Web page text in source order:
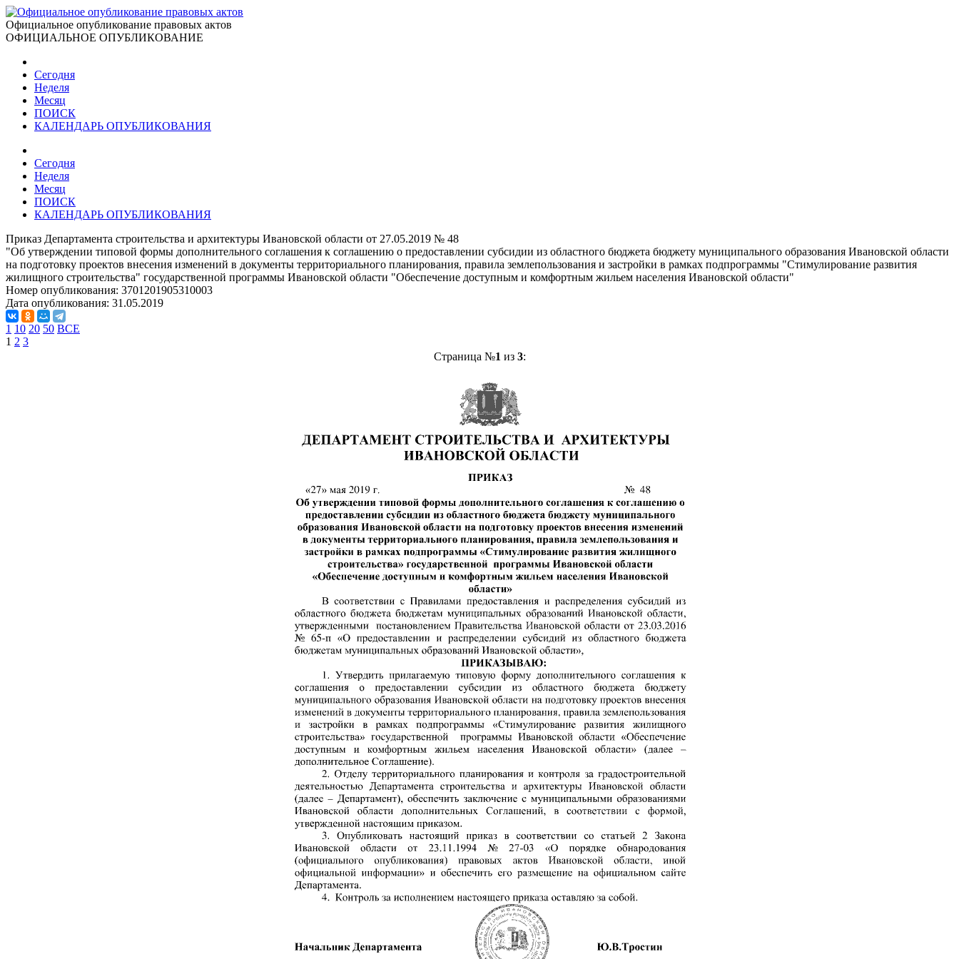
Официальное опубликование правовых актов
ОФИЦИАЛЬНОЕ ОПУБЛИКОВАНИЕ
Сегодня
Неделя
Месяц
ПОИСК
КАЛЕНДАРЬ ОПУБЛИКОВАНИЯ
Сегодня
Неделя
Месяц
ПОИСК
КАЛЕНДАРЬ ОПУБЛИКОВАНИЯ
Приказ Департамента строительства и архитектуры Ивановской области от 27.05.2019 № 48
"Об утверждении типовой формы дополнительного соглашения к соглашению о предоставлении субсидии из областного бюджета бюджету муниципального образования Ивановской области
на подготовку проектов внесения изменений в документы территориального планирования, правила землепользования и застройки в рамках подпрограммы "Стимулирование развития
жилищного строительства" государственной программы Ивановской области "Обеспечение доступным и комфортным жильем населения Ивановской области"
Номер опубликования: 3701201905310003
Дата опубликования: 31.05.2019
1 10 20 50 ВСЕ
1 2 3
Страница №1 из 3: